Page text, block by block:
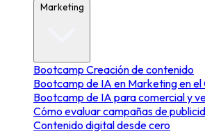
Marketing
Bootcamp Creación de contenido
Bootcamp de IA en Marketing en el
Bootcamp de IA para comercial y
Cómo evaluar campañas de
Contenido digital desde cero